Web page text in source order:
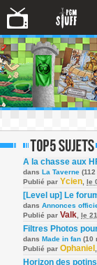
A la chasse aux
dans La Taverne
Publié par Ycien le
[Level up] Le
dans Annonces
Publié par Valk le
Filtres Photos
dans Made in fan (10
Publié par Ophaniel
Horizon des potins